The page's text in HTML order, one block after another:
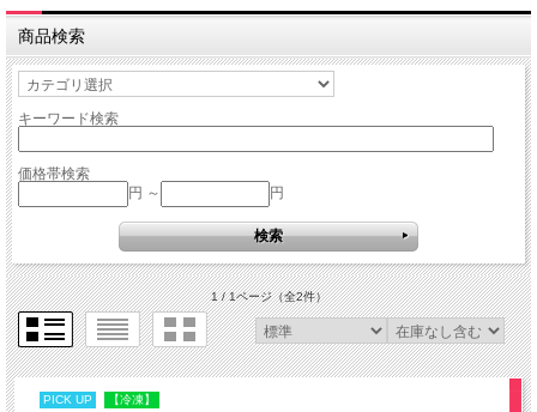
商品検索
キーワード検索
価格帯検索
円 ～
円
1 / 1ページ（全2件）
PICK UP 【冷凍】